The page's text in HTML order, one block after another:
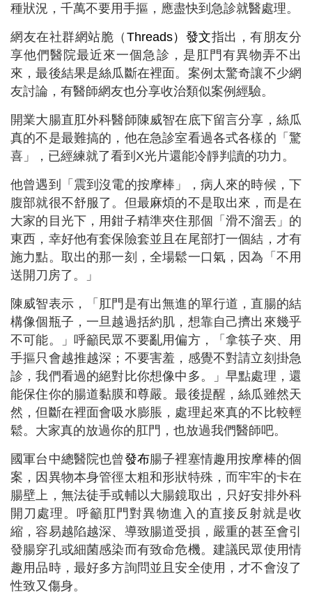
種狀況，千萬不要用手摳，應盡快到急診就醫處理。
網友在社群網站脆（ Threads）發文指出，有朋友分
享他們醫院最近來一個急診，是肛門有異物弄不出
來，最後結果是絲瓜斷在裡面。案例太驚奇讓不少網
友討論，有醫師網友也分享收治類似案例經驗。
開業大腸直肛外科醫師陳威智在底下留言分享，絲瓜
真的不是最難搞的，他在急診室看過各式各樣的「驚
喜」，已經練就了看到X光片還能冷靜判讀的功力。
他曾遇到「震到沒電的按摩棒」，病人來的時候，下
腹部就很不舒服了。但最麻煩的不是取出來，而是在
大家的目光下，用鉗子精準夾住那個「滑不溜丟」的
東西，幸好他有套保險套並且在尾部打一個結，才有
施力點。取出的那一刻，全場鬆一口氣，因為「不用
送開刀房了。」
陳威智表示，「肛門是有出無進的單行道，直腸的結
構像個瓶子，一旦越過括約肌，想靠自己擠出來幾乎
不可能。」呼籲民眾不要亂用偏方，「拿筷子夾、用
手摳只會越推越深；不要害羞，感覺不對請立刻掛急
診，我們看過的絕對比你想像中多。」早點處理，還
能保住你的腸道黏膜和尊嚴。最後提醒，絲瓜雖然天
然，但斷在裡面會吸水膨脹，處理起來真的不比較輕
鬆。大家真的放過你的肛門，也放過我們醫師吧。
國軍台中總醫院也曾發布腸子裡塞情趣用按摩棒的個
案，因異物本身管徑太粗和形狀特殊，而牢牢的卡在
腸壁上，無法徒手或輔以大腸鏡取出，只好安排外科
開刀處理。呼籲肛門對異物進入的直接反射就是收
縮，容易越陷越深、導致腸道受損，嚴重的甚至會引
發腸穿孔或細菌感染而有致命危機。建議民眾使用情
趣用品時，最好多方詢問並且安全使用，才不會沒了
性致又傷身。